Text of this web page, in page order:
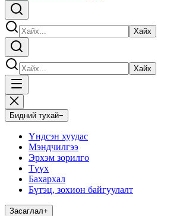
Хайх
Хайх
Бидний тухай−
Үндсэн хуудас
Мэндчилгээ
Эрхэм зорилго
Түүх
Бахархал
Бүтэц, зохион байгуулалт
Засаглал+